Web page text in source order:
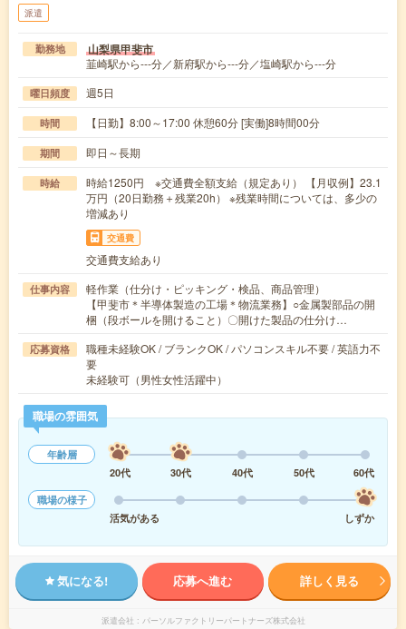
派遣
勤務地 山梨県甲斐市
韮崎駅から---分／新府駅から---分／塩崎駅から---分
曜日頻度 週5日
時間 【日勤】8:00～17:00 休憩60分 [実働]8時間00分
期間 即日～長期
時給
時給1250円 ※交通費全額支給（規定あり） 【月収例】23.1
万円（20日勤務＋残業20h） ※残業時間については、多少の
増減あり
交通費
交通費支給あり
仕事内容
軽作業（仕分け・ピッキング・検品、商品管理）
【甲斐市＊半導体製造の工場＊物流業務】○金属製部品の開
梱（段ボールを開けること）〇開けた製品の仕分け…
応募資格
職種未経験OK / ブランクOK / パソコンスキル不要 / 英語力不
要
未経験可（男性女性活躍中）
職場の雰囲気
年齢層
20代
30代 40代 50代
60代
職場の様子
活気がある
しずか
気になる! 応募へ進む 詳しく見る
派遣会社 パーソルファクトリーパートナーズ株式会社